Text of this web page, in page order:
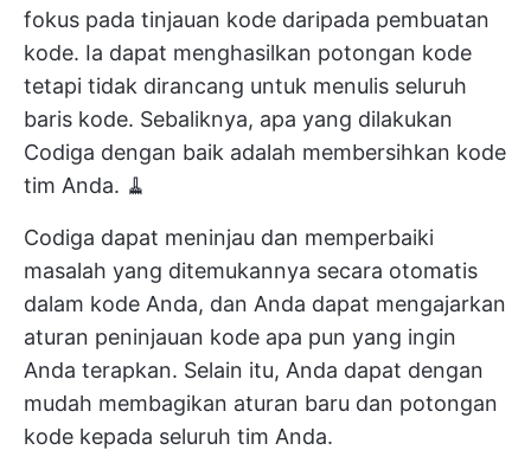
fokus pada tinjauan kode daripada pembuatan
kode. Ia dapat menghasilkan potongan kode
tetapi tidak dirancang untuk menulis seluruh
baris kode. Sebaliknya, apa yang dilakukan
Codiga dengan baik adalah membersihkan kode
tim Anda. 🧹
Codiga dapat meninjau dan memperbaiki
masalah yang ditemukannya secara otomatis
dalam kode Anda, dan Anda dapat mengajarkan
aturan peninjauan kode apa pun yang ingin
Anda terapkan. Selain itu, Anda dapat dengan
mudah membagikan aturan baru dan potongan
kode kepada seluruh tim Anda.